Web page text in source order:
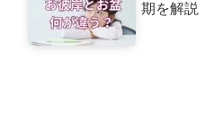
期を解説